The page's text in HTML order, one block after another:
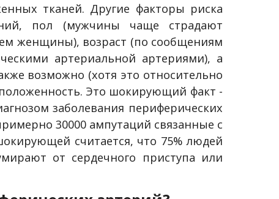
тканей. Другие факторы риска
пол (мужчины чаще страдают
женщины), возраст (по сообщениям
артериальной артериями), а
возможно (хотя это относительно
Это шокирующий факт -
заболевания периферических
30000 ампутаций связанные с
считается, что 75% людей
от сердечного приступа или